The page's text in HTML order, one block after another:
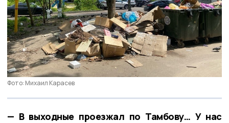
Фото: Михаил Карасев
— В выходные проезжал по Тамбову… У нас